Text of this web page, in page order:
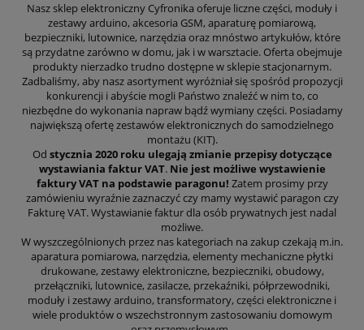
Nasz sklep elektroniczny Cyfronika oferuje liczne części, moduły i
zestawy arduino, akcesoria GSM, aparaturę pomiarową,
bezpieczniki, lutownice, narzędzia oraz mnóstwo artykułów, które
są przydatne zarówno w domu, jak i w warsztacie. Oferta obejmuje
produkty nierzadko trudno dostępne w sklepie stacjonarnym.
Zadbaliśmy, aby nasz asortyment wyróżniał się spośród propozycji
konkurencji i abyście mogli Państwo znaleźć w nim to, co
niezbędne do wykonania napraw bądź wymiany części. Posiadamy
największą ofertę zestawów elektronicznych do samodzielnego
montażu (KIT).
Od stycznia 2020 roku ulegają zmianie przepisy dotyczące
wystawiania faktur VAT. Nie jest możliwe wystawienie
faktury VAT na podstawie paragonu! Zatem prosimy przy
zamówieniu wyraźnie zaznaczyć czy mamy wystawić paragon czy
Fakturę VAT. Wystawianie faktur dla osób prywatnych jest nadal
możliwe.
W wyszczególnionych przez nas kategoriach na zakup czekają m.in.
aparatura pomiarowa, narzędzia, elementy mechaniczne płytki
drukowane, zestawy elektroniczne, bezpieczniki, obudowy,
przełączniki, lutownice, zasilacze, przekaźniki, półprzewodniki,
moduły i zestawy arduino, transformatory, części elektroniczne i
wiele produktów o wszechstronnym zastosowaniu domowym